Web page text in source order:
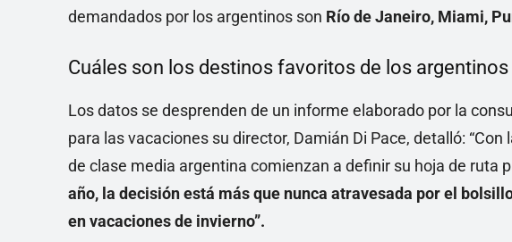
demandados por los argentinos son Río de Janeiro, Miami,
Cuáles son los destinos favoritos de los argentinos
Los datos se desprenden de un informe elaborado por la
para las vacaciones su director, Damián Di Pace, detalló:
de clase media argentina comienzan a definir su hoja de ruta
año, la decisión está más que nunca atravesada por el
en vacaciones de invierno”.